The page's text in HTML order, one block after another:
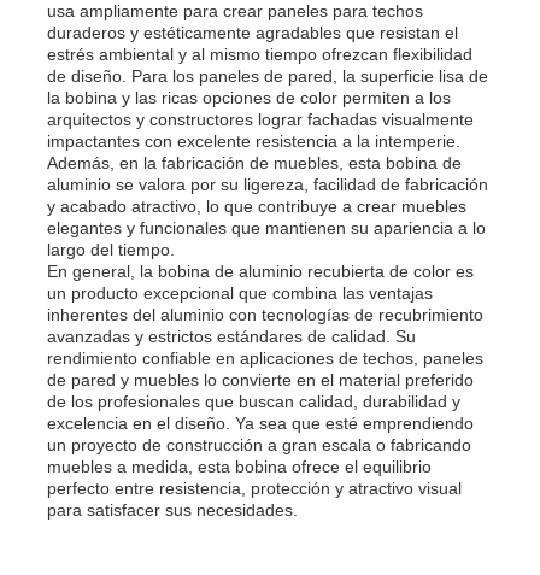
placa de aluminio
Círculo de aluminio
Bobina de aluminio recubierta de color
bobina de aluminio
Bobina de aluminio de la tira
Placa a cuadros de aluminio
Aluminio grabado en relieve
usa ampliamente para crear paneles para techos
duraderos y estéticamente agradables que resistan el
estrés ambiental y al mismo tiempo ofrezcan flexibilidad
de diseño. Para los paneles de pared, la superficie lisa de
la bobina y las ricas opciones de color permiten a los
arquitectos y constructores lograr fachadas visualmente
impactantes con excelente resistencia a la intemperie.
Además, en la fabricación de muebles, esta bobina de
aluminio se valora por su ligereza, facilidad de fabricación
y acabado atractivo, lo que contribuye a crear muebles
elegantes y funcionales que mantienen su apariencia a lo
largo del tiempo.
En general, la bobina de aluminio recubierta de color es
un producto excepcional que combina las ventajas
inherentes del aluminio con tecnologías de recubrimiento
avanzadas y estrictos estándares de calidad. Su
rendimiento confiable en aplicaciones de techos, paneles
de pared y muebles lo convierte en el material preferido
de los profesionales que buscan calidad, durabilidad y
excelencia en el diseño. Ya sea que esté emprendiendo
un proyecto de construcción a gran escala o fabricando
muebles a medida, esta bobina ofrece el equilibrio
perfecto entre resistencia, protección y atractivo visual
para satisfacer sus necesidades.